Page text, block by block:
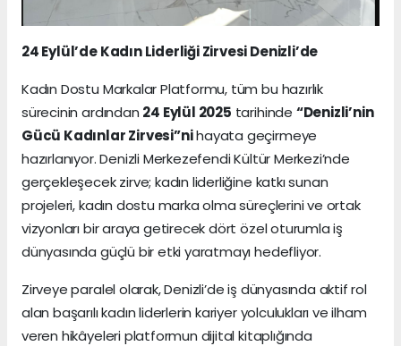
24 Eylül’de Kadın Liderliği Zirvesi Denizli’de
Kadın Dostu Markalar Platformu, tüm bu hazırlık
sürecinin ardından 24 Eylül 2025 tarihinde “Denizli’nin
Gücü Kadınlar Zirvesi”nihayata geçirmeye
hazırlanıyor. Denizli Merkezefendi Kültür Merkezi’nde
gerçekleşecek zirve; kadın liderliğine katkı sunan
projeleri, kadın dostu marka olma süreçlerini ve ortak
vizyonları bir araya getirecek dört özel oturumla iş
dünyasında güçlü bir etki yaratmayı hedefliyor.
Zirveye paralel olarak, Denizli’de iş dünyasında aktif rol
alan başarılı kadın liderlerin kariyer yolculukları ve ilham
veren hikâyeleri platformun dijital kitaplığında